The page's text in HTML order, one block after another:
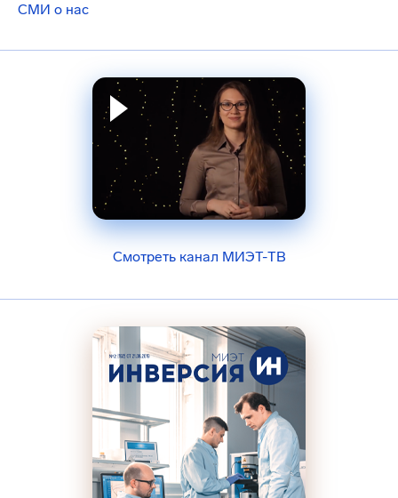
СМИ о нас
Смотреть канал МИЭТ-ТВ